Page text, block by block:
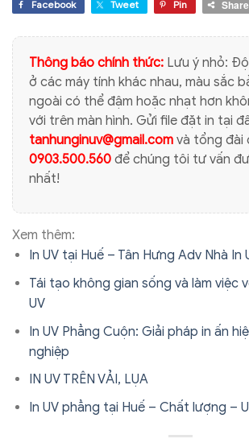
Facebook Tweet Pin
Thông báo chính thức: Lưu ý nhỏ:
ở các máy tính khác nhau, màu sắc
ngoài có thể đậm hoặc nhạt hơn
với trên màn hình. Gửi file đặt in tại
tanhunginuv@gmail.com và tổng đài
0903.500.560 để chúng tôi tư vấn
nhất!
Xem thêm:
In UV tại Huế – Tân Hưng Adv Nhà In
Tái tạo không gian sống và làm việc
UV
In UV Phẳng Cuộn: Giải pháp in ấn
nghiệp
IN UV TRÊN VẢI, LỤA
In UV phẳng tại Huế – Chất lượng –